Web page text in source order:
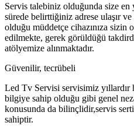
Servis talebiniz olduğunda size en
sürede belirttiğiniz adrese ulaşır
olduğu müddetçe cihazınıza sizin
edilmekte, gerek görüldüğü
atölyemize alınmaktadır.
Güvenilir, tecrübeli
Led Tv Servisi servisimiz
bilgiye sahip olduğu gibi genel
konusunda da bilinçlidir,servis
sahiptir.